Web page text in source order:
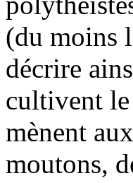
(du moins
décrire
cultivent le
mènent
moutons,